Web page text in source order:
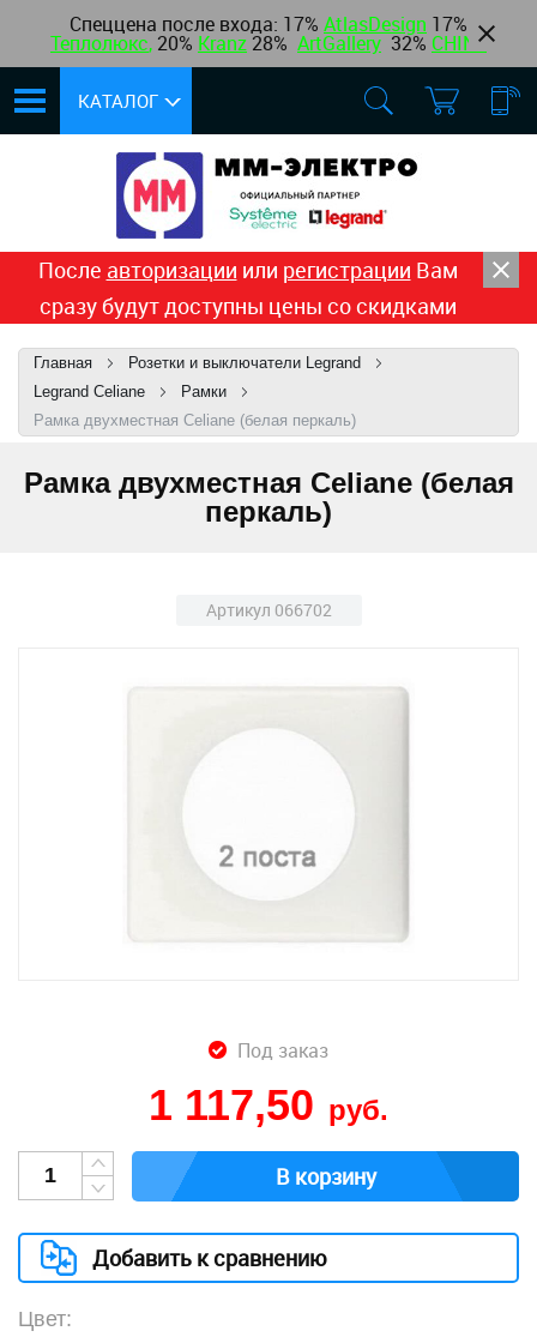
Спеццена после входа: 17% AtlasDesign 17%
Теплолюкс, 20% Kranz 28% ArtGallery 32% CHINT
КАТАЛОГ
После авторизации или регистрации Вам
сразу будут доступны цены со скидками
Главная
Розетки и выключатели Legrand
Legrand Celiane
Рамки
Рамка двухместная Celiane (белая перкаль)
Рамка двухместная Celiane (белая
перкаль)
Артикул 066702
Под заказ
1 117,50 руб.
В корзину
Добавить к сравнению
Цвет: